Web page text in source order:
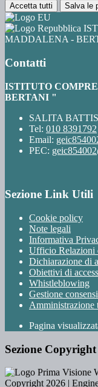
Accetta tutti Salva le
MADDALENA -
Contatti
ISTITUTO
BERTANI "
SALITA
Tel: 010 8391792
Email:
PEC:
Sezione Link Utili
Cookie policy
Note legali
Informativa
Ufficio Relazioni
Dichiarazione di
Obiettivi di
Whistleblowing
Gestione
Amministrazione
Pagina
Sezione Copyright
Copyright 2026 |